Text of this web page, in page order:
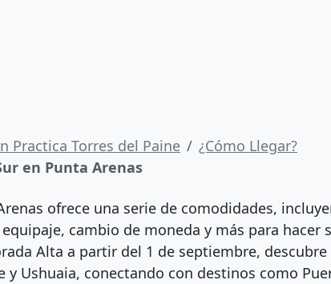
Practica Torres del Paine
¿Cómo Llegar?
en Punta Arenas
ofrece una serie de comodidades,
cambio de moneda y más para hacer
Alta a partir del 1 de septiembre, descubre
y Ushuaia, conectando con destinos como